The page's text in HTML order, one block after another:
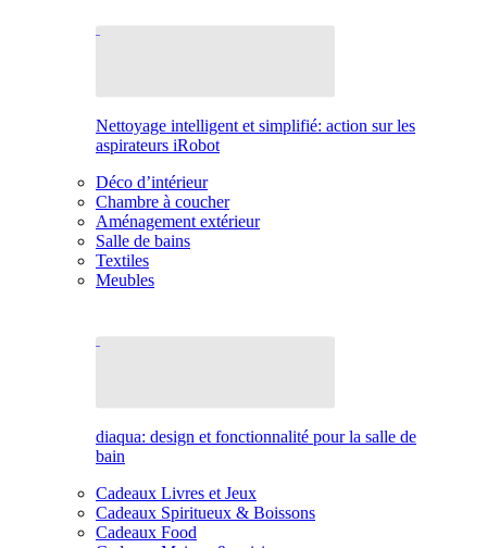
Nettoyage intelligent et simplifié: action sur les
aspirateurs iRobot
Déco d’intérieur
Chambre à coucher
Aménagement extérieur
Salle de bains
Textiles
Meubles
diaqua: design et fonctionnalité pour la salle de
bain
Cadeaux Livres et Jeux
Cadeaux Spiritueux & Boissons
Cadeaux Food